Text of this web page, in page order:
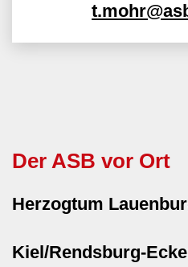
Der ASB vor Ort
Herzogtum
Kiel/Rendsburg-